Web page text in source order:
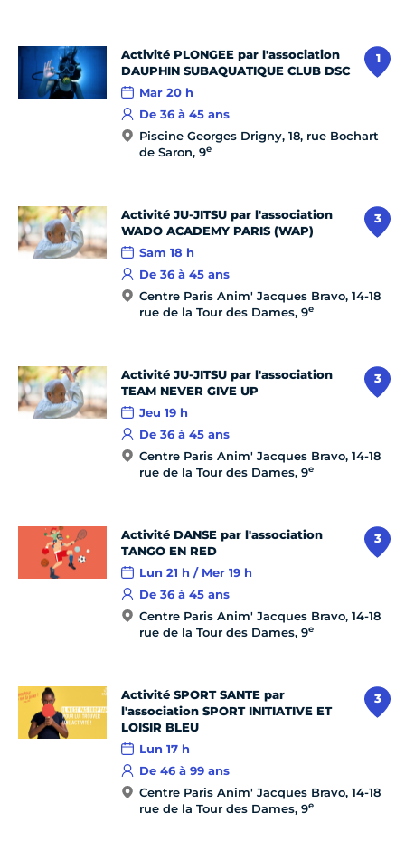
1
Activité PLONGEE par l'association
DAUPHIN SUBAQUATIQUE CLUB DSC
Mar 20 h
De 36 à 45 ans
Piscine Georges Drigny, 18, rue Bochart
de Saron, 9e
3
Activité JU-JITSU par l'association
WADO ACADEMY PARIS (WAP)
Sam 18 h
De 36 à 45 ans
Centre Paris Anim' Jacques Bravo, 14-18
rue de la Tour des Dames, 9e
3
Activité JU-JITSU par l'association
TEAM NEVER GIVE UP
Jeu 19 h
De 36 à 45 ans
Centre Paris Anim' Jacques Bravo, 14-18
rue de la Tour des Dames, 9e
3
Activité DANSE par l'association
TANGO EN RED
Lun 21 h / Mer 19 h
De 36 à 45 ans
Centre Paris Anim' Jacques Bravo, 14-18
rue de la Tour des Dames, 9e
3
Activité SPORT SANTE par
l'association SPORT INITIATIVE ET
LOISIR BLEU
Lun 17 h
De 46 à 99 ans
Centre Paris Anim' Jacques Bravo, 14-18
rue de la Tour des Dames, 9e